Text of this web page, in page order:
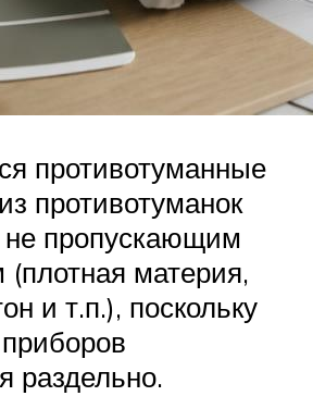
противотуманные
противотуманок
не пропускающим
(плотная материя,
и т.п.), поскольку
раздельно.